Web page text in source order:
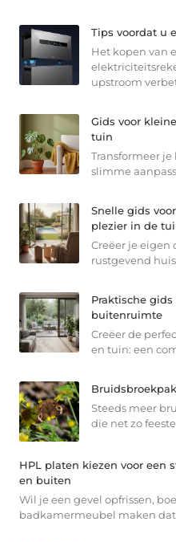
Tips voordat u
Het kopen van
upstroom
Gids voor
tuin
Transformeer
slimme
Snelle gids
plezier in de
Creëer je eigen
rustgevend
Praktische
buitenruimte
Creëer de
en tuin: een
Steeds meer
die net zo
HPL platen kiezen voor een
en buiten
Wil je een gevel opfrissen,
badkamermeubel maken dat